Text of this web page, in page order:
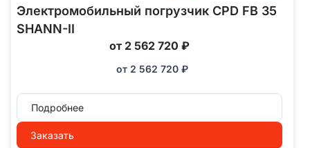
Электромобильный погрузчик CPD FB 35
SHANN-II
от 2 562 720 ₽
от 2 562 720 ₽
Подробнее
Заказать